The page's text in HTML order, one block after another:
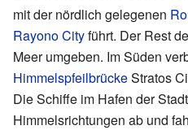
mit der nördlich gelegenen
Rayono Cityführt. Der Rest
Meer umgeben. Im Süden
HimmelspfeilbrückeStratos
Die Schiffe im Hafen der
Himmelsrichtungen ab und